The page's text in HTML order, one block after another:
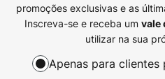
promoções exclusivas e as
Inscreva-se e receba um vale
utilizar na sua
Apenas para clientes